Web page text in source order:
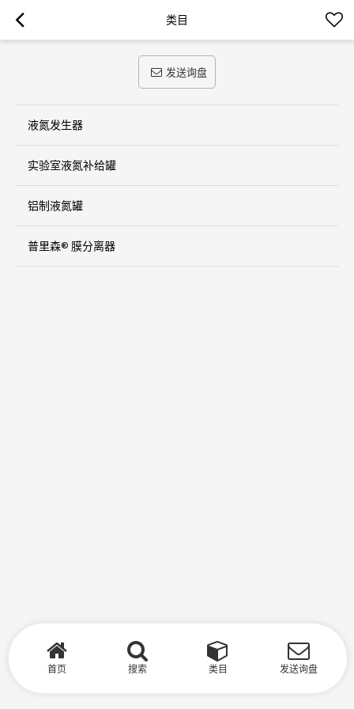
类目
发送询盘
液氮发生器
实验室液氮补给罐
铝制液氮罐
普里森® 膜分离器
首页 搜索 类目 发送询盘